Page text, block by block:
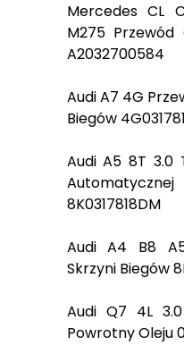
Mercedes CL
M275 Przewód
A2032700584
Audi A7 4G
Biegów
Audi A5 8T 3.0
8K0317818DM
Audi A4 B8
Skrzyni Biegów
Audi Q7 4L
Powrotny Oleju